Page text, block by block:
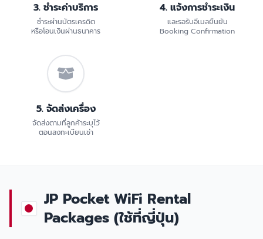
3. ชำระค่าบริการ
ชำระผ่านบัตรเครดิต
หรือโอนเงินผ่านธนาคาร
4. แจ้งการชำระเงิน
และรอรับอีเมลยืนยัน
Booking Confirmation
5. จัดส่งเครื่อง
จัดส่งตามที่ลูกค้าระบุไว้
ตอนลงทะเบียนเช่า
JP Pocket WiFi Rental
Packages (ใช้ที่ญี่ปุ่น)